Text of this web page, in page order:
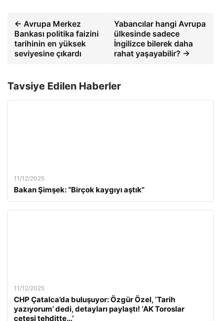
← Avrupa Merkez
Bankası politika faizini
tarihinin en yüksek
seviyesine çıkardı
Yabancılar hangi Avrupa
ülkesinde sadece
İngilizce bilerek daha
rahat yaşayabilir? →
Tavsiye Edilen Haberler
11/12/2025
Bakan Şimşek: “Birçok kaygıyı aştık”
11/12/2025
CHP Çatalca’da buluşuyor: Özgür Özel, ‘Tarih
yazıyorum’ dedi, detayları paylaştı! ‘AK Toroslar
çetesi tehditte…’